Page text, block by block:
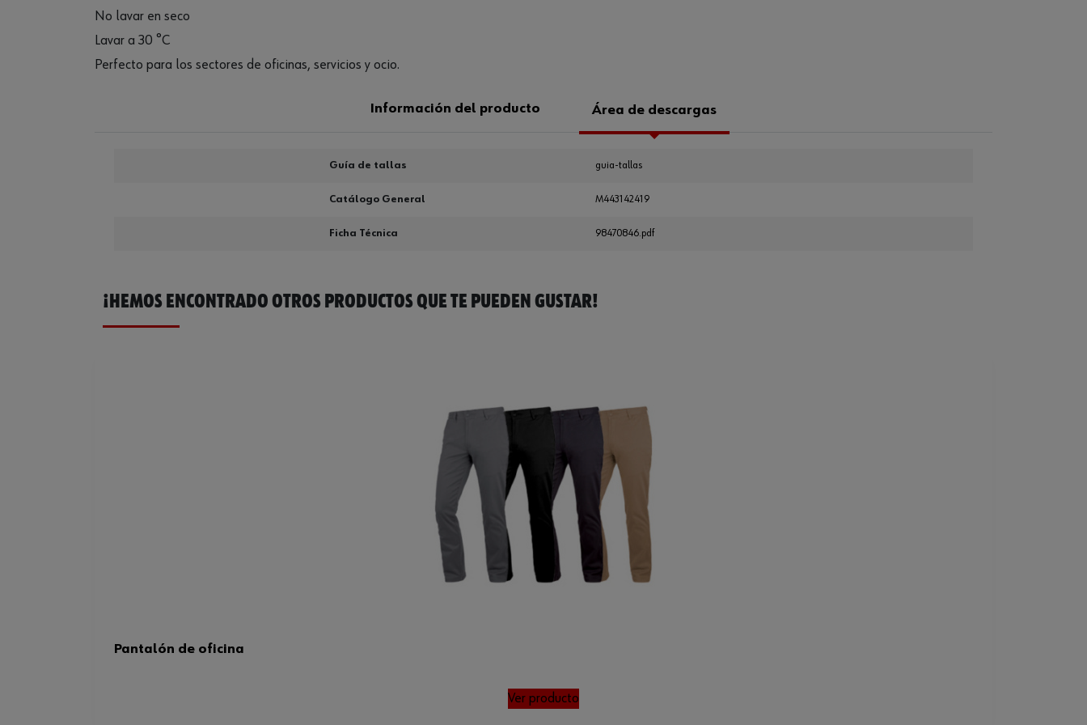
No lavar en seco
Lavar a 30 °C
Perfecto para los sectores de oficinas, servicios y ocio.
Información del producto Área de descargas
Guía de tallas guia-tallas
Catálogo General M443142419
Ficha Técnica 98470846.pdf
¡HEMOS ENCONTRADO OTROS PRODUCTOS QUE TE PUEDEN GUSTAR!
Pantalón de oficina
Ver producto